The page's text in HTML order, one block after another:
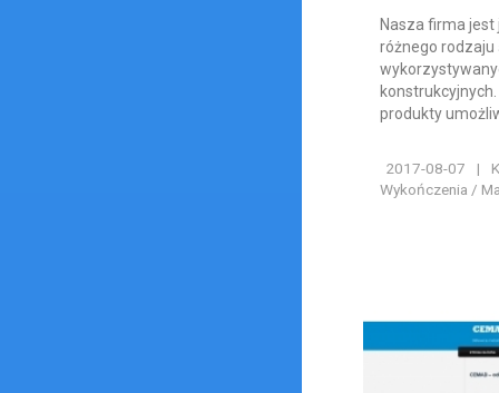
Nasza firma
różnego
produkty
2017-08-07 |
Wykończenia /